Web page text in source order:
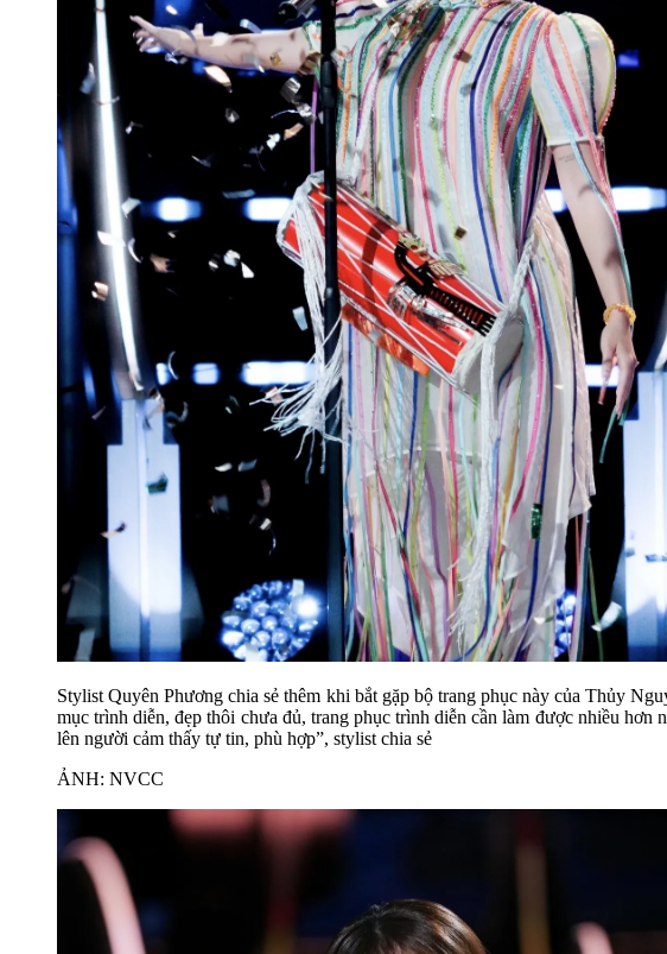
Stylist Quyên Phương chia sẻ thêm khi bắt gặp bộ trang phục này của Thủy
mục trình diễn, đẹp thôi chưa đủ, trang phục trình diễn cần làm được nhiều
lên người cảm thấy tự tin, phù hợp”, stylist chia sẻ
ẢNH: NVCC